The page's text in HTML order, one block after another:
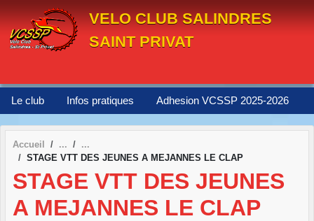
VELO CLUB SALINDRES
SAINT PRIVAT
Le club Infos pratiques Adhesion VCSSP 2025-2026
Accueil
STAGE VTT DES JEUNES A MEJANNES LE CLAP
STAGE VTT DES JEUNES
A MEJANNES LE CLAP
Panneau de gestion des cookies